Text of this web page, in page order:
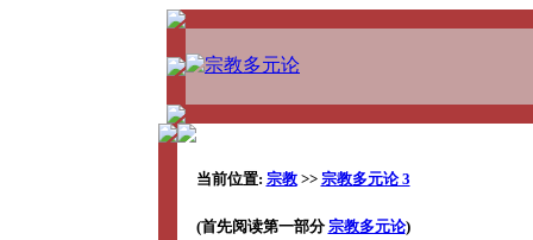
当前位置: 宗教>> 宗教多元论 3
(首先阅读第一部分宗教多元论)